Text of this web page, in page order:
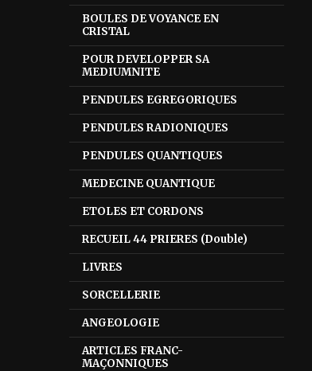
BOULES DE VOYANCE EN
CRISTAL
POUR DEVELOPPER SA
MEDIUMNITE
PENDULES EGREGORIQUES
PENDULES RADIONIQUES
PENDULES QUANTIQUES
MEDECINE QUANTIQUE
ETOLES ET CORDONS
RECUEIL 44 PRIERES (Double)
LIVRES
SORCELLERIE
ANGEOLOGIE
ARTICLES FRANC-
MAÇONNIQUES